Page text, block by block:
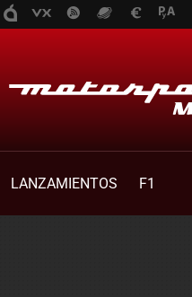
LANZAMIENTOS F1